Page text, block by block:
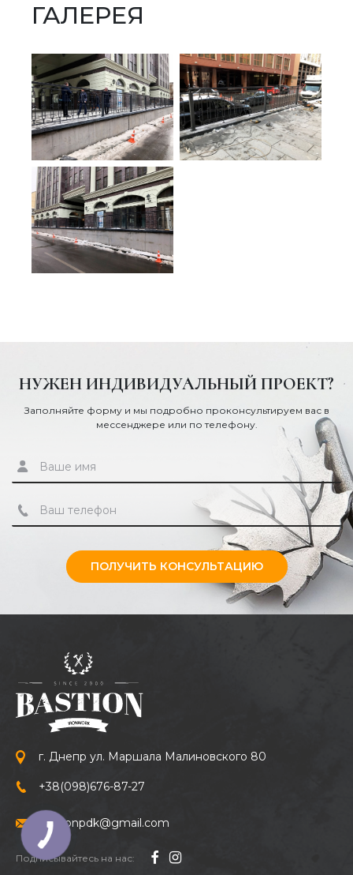
ГАЛЕРЕЯ
НУЖЕН ИНДИВИДУАЛЬНЫЙ ПРОЕКТ?
Заполняйте форму и мы подробно проконсультируем вас в
мессенджере или по телефону.
ПОЛУЧИТЬ КОНСУЛЬТАЦИЮ
г. Днепр ул. Маршала Малиновского 80
+38(098)676-87-27
bastionpdk@gmail.com
Подписывайтесь на нас: